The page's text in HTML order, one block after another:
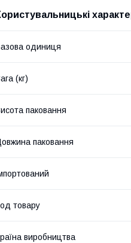
одиниця
(кг)
паковання
паковання
товару
виробництва